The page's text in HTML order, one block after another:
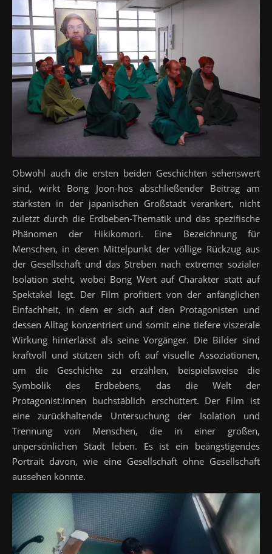
Obwohl auch die ersten beiden Geschichten sehenswert
sind, wirkt Bong Joon-hos abschließender Beitrag am
stärksten in der japanischen Großstadt verankert, nicht
zuletzt durch die Erdbeben-Thematik und das spezifische
Phänomen der Hikikomori. Eine Bezeichnung für
Menschen, in deren Mittelpunkt der völlige Rückzug aus
der Gesellschaft und das Streben nach extremer sozialer
Isolation steht, wobei Bong Wert auf Charakter statt auf
Spektakel legt. Der Film profitiert von der anfänglichen
Einfachheit, in dem er sich auf den Protagonisten und
dessen Alltag konzentriert und somit eine tiefere viszerale
Wirkung hinterlässt als seine Vorgänger. Die Bilder sind
kraftvoll und stützen sich oft auf visuelle Assoziationen,
um die Geschichte zu erzählen, beispielsweise die
Symbolik des Erdbebens, das die Welt der
Protagonist:innen buchstäblich erschüttert. Der Film ist
eine zurückhaltende Untersuchung der Isolation und
Trennung von Menschen, die in einer großen,
unpersönlichen Stadt leben. Es ist ein beängstigendes
Portrait davon, wie eine Gesellschaft ohne Gesellschaft
aussehen könnte.